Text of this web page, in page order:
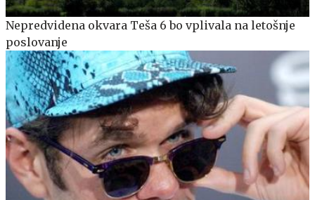
Nepredvidena okvara Teša 6 bo vplivala na letošnje
poslovanje